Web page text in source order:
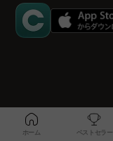
ホーム ベストセラー